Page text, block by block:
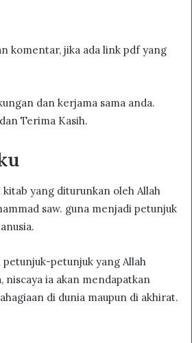
komentar, jika ada link pdf yang
dan kerjama sama anda.
Terima Kasih.
kitab yang diturunkan oleh Allah
saw. guna menjadi petunjuk
petunjuk-petunjuk yang Allah
niscaya ia akan mendapatkan
di dunia maupun di akhirat.